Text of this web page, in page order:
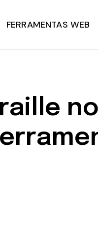
FERRAMENTAS WEB